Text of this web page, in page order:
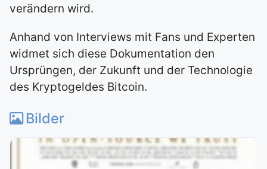
verändern wird.
Anhand von Interviews mit Fans und Experten
widmet sich diese Dokumentation den
Ursprüngen, der Zukunft und der Technologie
des Kryptogeldes Bitcoin.
Bilder